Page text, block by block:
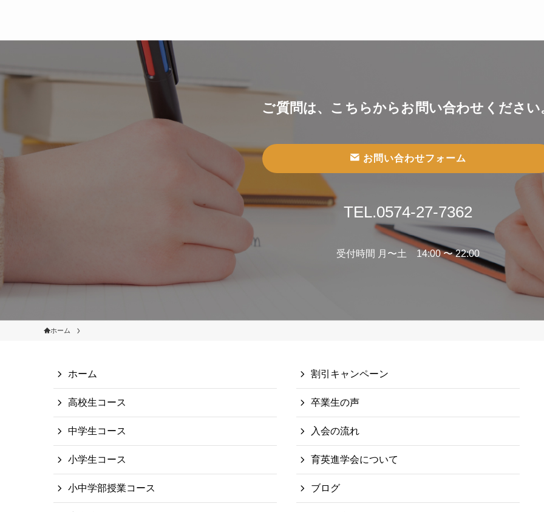
ご質問は、こちらからお問い合わせください
お問い合わせフォーム
TEL.0574-27-7362
受付時間 月〜土 14:00 〜 22:00
ホーム
ホーム
高校生コース
中学生コース
小学生コース
小中学部授業コース
割引キャンペーン
卒業生の声
入会の流れ
育英進学会について
ブログ